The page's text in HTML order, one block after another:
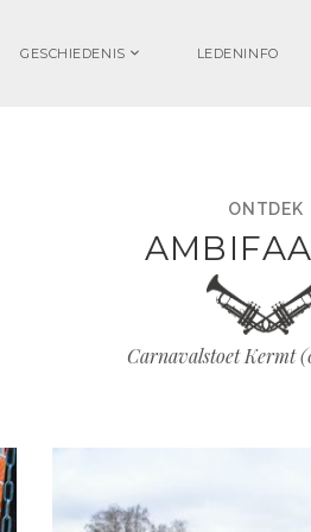
GESCHIEDENIS LEDENINFO
ONTDEK
Carnavalstoet Kermt (